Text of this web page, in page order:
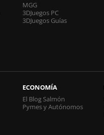
MGG
3DJuegos PC
3DJuegos Guías
ECONOMÍA
El Blog Salmón
Pymes y Autónomos